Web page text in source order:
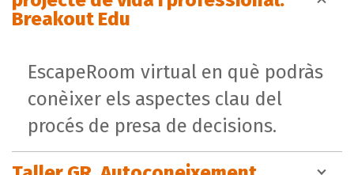
Breakout Edu
EscapeRoom virtual en què podràs
conèixer els aspectes clau del
procés de presa de decisions.